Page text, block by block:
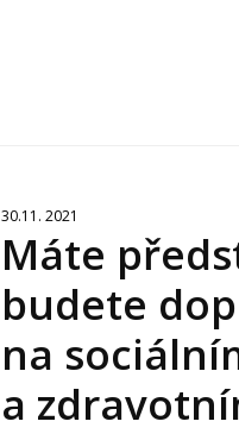
30.11. 2021
Máte
budete
na
a